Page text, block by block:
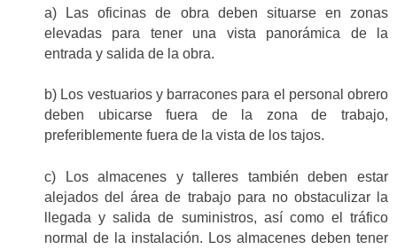
a) Las oficinas de obra deben situarse en zonas
elevadas para tener una vista panorámica de la
entrada y salida de la obra.
b) Los vestuarios y barracones para el personal obrero
deben ubicarse fuera de la zona de trabajo,
preferiblemente fuera de la vista de los tajos.
c) Los almacenes y talleres también deben estar
alejados del área de trabajo para no obstaculizar la
llegada y salida de suministros, así como el tráfico
normal de la instalación. Los almacenes deben tener